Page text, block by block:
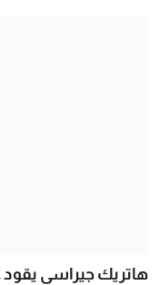
هاتريك جيراسي يقود